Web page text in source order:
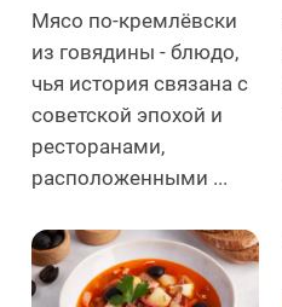
Мясо по-кремлёвски
из говядины - блюдо,
чья история связана с
советской эпохой и
ресторанами,
расположенными ...